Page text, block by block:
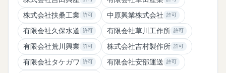
株式会社扶桑工業 許可 中原興業株式会社 許可
有限会社久保水道 許可 有限会社草川工作所 許可
有限会社荒川興業 許可 株式会社吉村製作所 許可
有限会社タケガワ 許可 有限会社安部運送 許可